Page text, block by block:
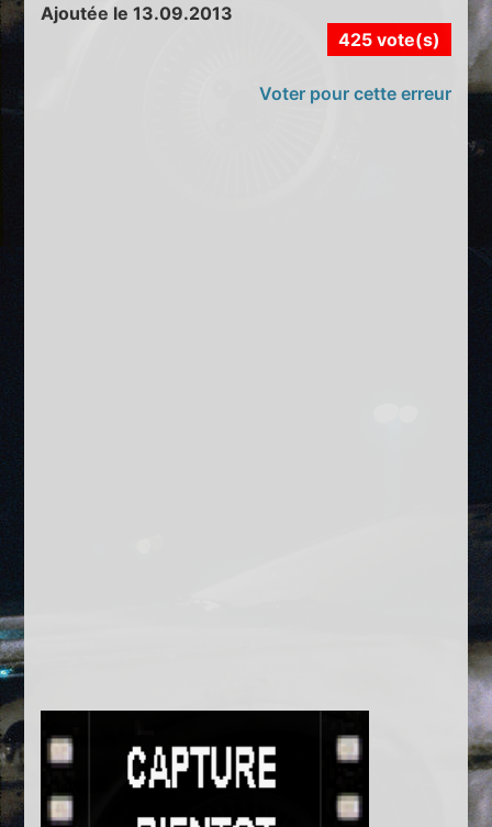
Ajoutée le 13.09.2013
425 vote(s)
Voter pour cette erreur